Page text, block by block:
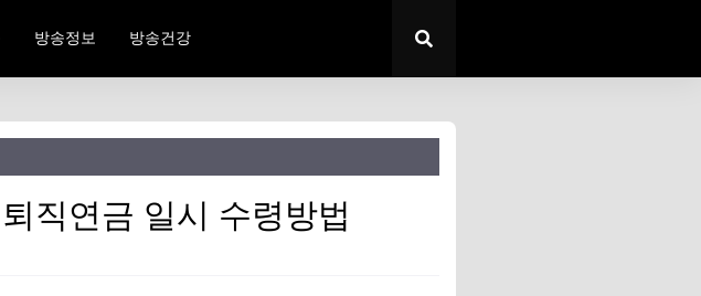
방송정보 방송건강
직연금 일시 수령방법